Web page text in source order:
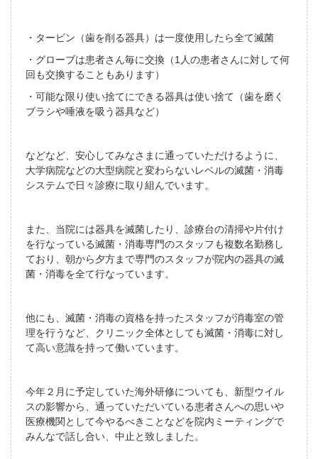
・タービン（歯を削る器具）は一度使用したら全て滅菌
・グローブは患者さん毎に交換（1人の患者さんに対して何
回も交換することもあります）
・可能な限り使い捨てにできる器具は使い捨て（歯を磨く
ブラシや唾液を吸う器具など）
などなど、安心してみなさまに通っていただけるように、
大学病院などの大型病院と変わらないレベルの滅菌・消毒
システムで日々診療に取り組んでいます。
また、当院には器具を滅菌したり、診療台の清掃や片付け
を行なっている滅菌・消毒専門のスタッフも複数名勤務し
ており、朝から夕方まで専門のスタッフが院内の器具の滅
菌・消毒を全て行なっています。
他にも、滅菌・消毒の資格を持ったスタッフが消毒室の管
理を行うなど、クリニック全体としても滅菌・消毒に対し
て高い意識を持って働いています。
今年２月に予定していた海外研修についても、新型ウイル
スの影響から、通っていただいている患者さんへの思いや
医療機関として今やるべきことなどを院内ミーティングで
みんなで話し合い、中止と致しました。